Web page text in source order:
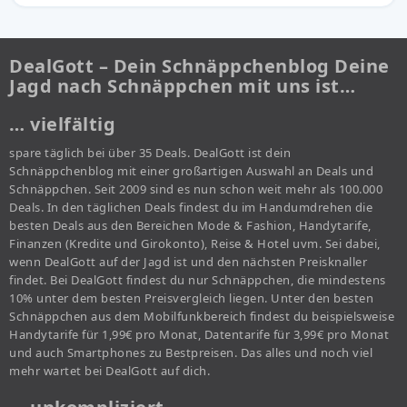
DealGott – Dein Schnäppchenblog Deine
Jagd nach Schnäppchen mit uns ist…
… vielfältig
spare täglich bei über 35 Deals. DealGott ist dein
Schnäppchenblog mit einer großartigen Auswahl an Deals und
Schnäppchen. Seit 2009 sind es nun schon weit mehr als 100.000
Deals. In den täglichen Deals findest du im Handumdrehen die
besten Deals aus den Bereichen Mode & Fashion, Handytarife,
Finanzen (Kredite und Girokonto), Reise & Hotel uvm. Sei dabei,
wenn DealGott auf der Jagd ist und den nächsten Preisknaller
findet. Bei DealGott findest du nur Schnäppchen, die mindestens
10% unter dem besten Preisvergleich liegen. Unter den besten
Schnäppchen aus dem Mobilfunkbereich findest du beispielsweise
Handytarife für 1,99€ pro Monat, Datentarife für 3,99€ pro Monat
und auch Smartphones zu Bestpreisen. Das alles und noch viel
mehr wartet bei DealGott auf dich.